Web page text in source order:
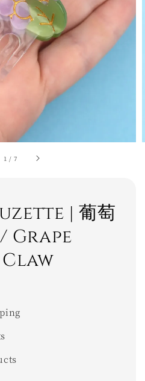
1 / 7
| 葡萄
/ Grape